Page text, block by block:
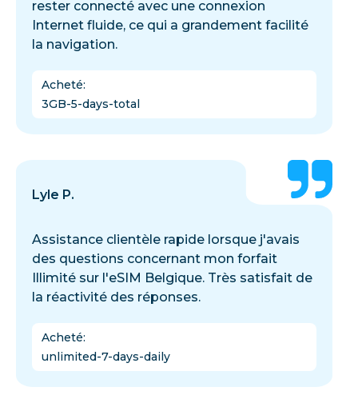
rester connecté avec une connexion
Internet fluide, ce qui a grandement facilité
la navigation.
Acheté:
3GB-5-days-total
Lyle P.
Assistance clientèle rapide lorsque j'avais
des questions concernant mon forfait
Illimité sur l'eSIM Belgique. Très satisfait de
la réactivité des réponses.
Acheté:
unlimited-7-days-daily